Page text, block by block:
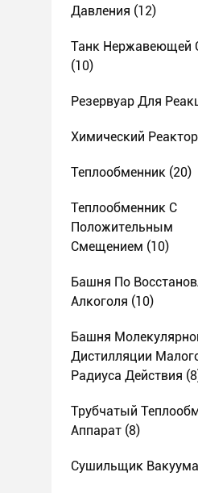
Давления (12)
Танк Нержавеющей
(10)
Резервуар Для
Химический Реактор
Теплообменник (20)
Теплообменник С
Положительным
Смещением (10)
Башня По
Алкоголя (10)
Башня
Дистилляции
Радиуса Действия
Трубчатый
Аппарат (8)
Сушильщик Вакуума